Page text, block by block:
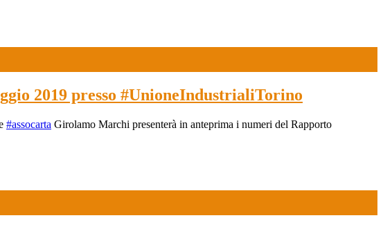
2019 presso #UnioneIndustrialiTorino
#assocarta Girolamo Marchi presenterà in anteprima i numeri del Rapporto